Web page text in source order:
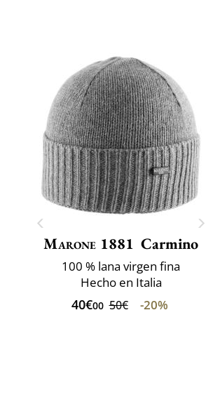
Marone 1881 Carmino
100 % lana virgen fina
Hecho en Italia
40€00 50€ -20%